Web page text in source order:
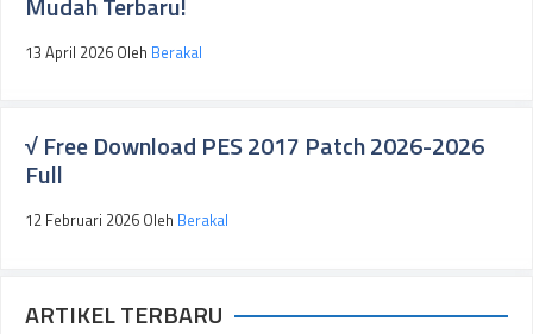
13 April 2026 Oleh Berakal
√ Free Download PES 2017 Patch 2026-2026
Full
12 Februari 2026 Oleh Berakal
ARTIKEL TERBARU